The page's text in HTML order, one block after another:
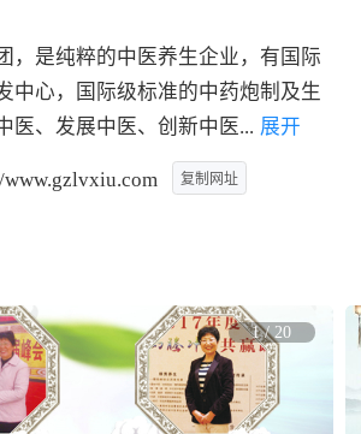
，是纯粹的中医养生企业，有国际
中心，国际级标准的中药炮制及生
医、发展中医、创新中医... 展开
复制网址
1/20